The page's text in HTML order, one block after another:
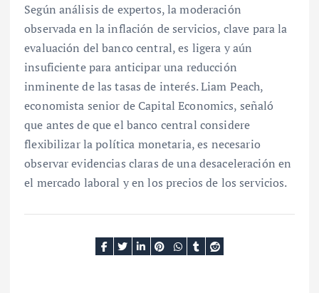
Según análisis de expertos, la moderación
observada en la inflación de servicios, clave para la
evaluación del banco central, es ligera y aún
insuficiente para anticipar una reducción
inminente de las tasas de interés. Liam Peach,
economista senior de Capital Economics, señaló
que antes de que el banco central considere
flexibilizar la política monetaria, es necesario
observar evidencias claras de una desaceleración en
el mercado laboral y en los precios de los servicios.